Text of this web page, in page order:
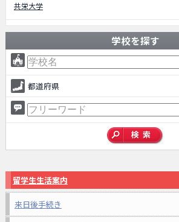
共栄大学
学校を探す
都道府県
留学生生活案内
来日後手続き